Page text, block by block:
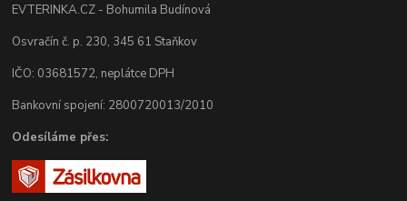
EVTERINKA.CZ - Bohumila Budínová
Osvračín č. p. 230, 345 61 Staňkov
IČO: 03681572, neplátce DPH
Bankovní spojení: 2800720013/2010
Odesíláme přes: